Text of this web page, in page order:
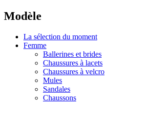
Modèle
La sélection du moment
Femme
Ballerines et brides
Chaussures à lacets
Chaussures à velcro
Mules
Sandales
Chaussons